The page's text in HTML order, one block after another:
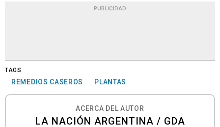
PUBLICIDAD
TAGS
REMEDIOS CASEROS PLANTAS
ACERCA DEL AUTOR
LA NACIÓN ARGENTINA / GDA